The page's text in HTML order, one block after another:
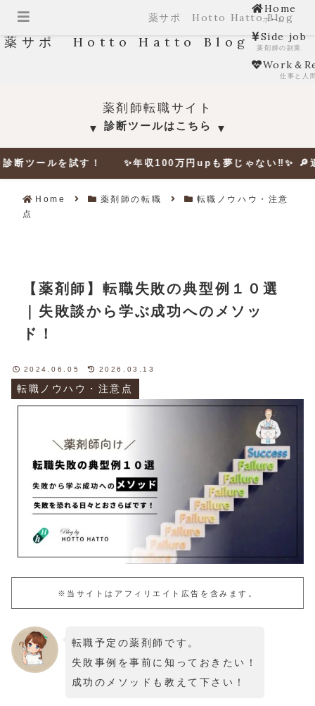
薬サポ Hotto Hatto Blog
Home
ホーム
Side job
薬剤師の副業
Work＆
仕事と人
薬剤師転職サイト
▼ 診断ツールはこちら ▼
試す！ ✨年収100万円upも夢じゃない‼✨ 🔎適正年収を
Home 薬剤師の転職
転職ノウハウ・注意
点
【薬剤師】転職失敗の典型例１０選
｜失敗談から学ぶ成功へのメソッ
ド！
転職ノウハウ・注意点
2024.06.05 2026.03.13
※当サイトはアフィリエイト広告を含みます。
転職予定の薬剤師です。
失敗事例を事前に知っておきたい！
成功のメソッドも教えて下さい！
薬サポ Hotto Hatto Blog